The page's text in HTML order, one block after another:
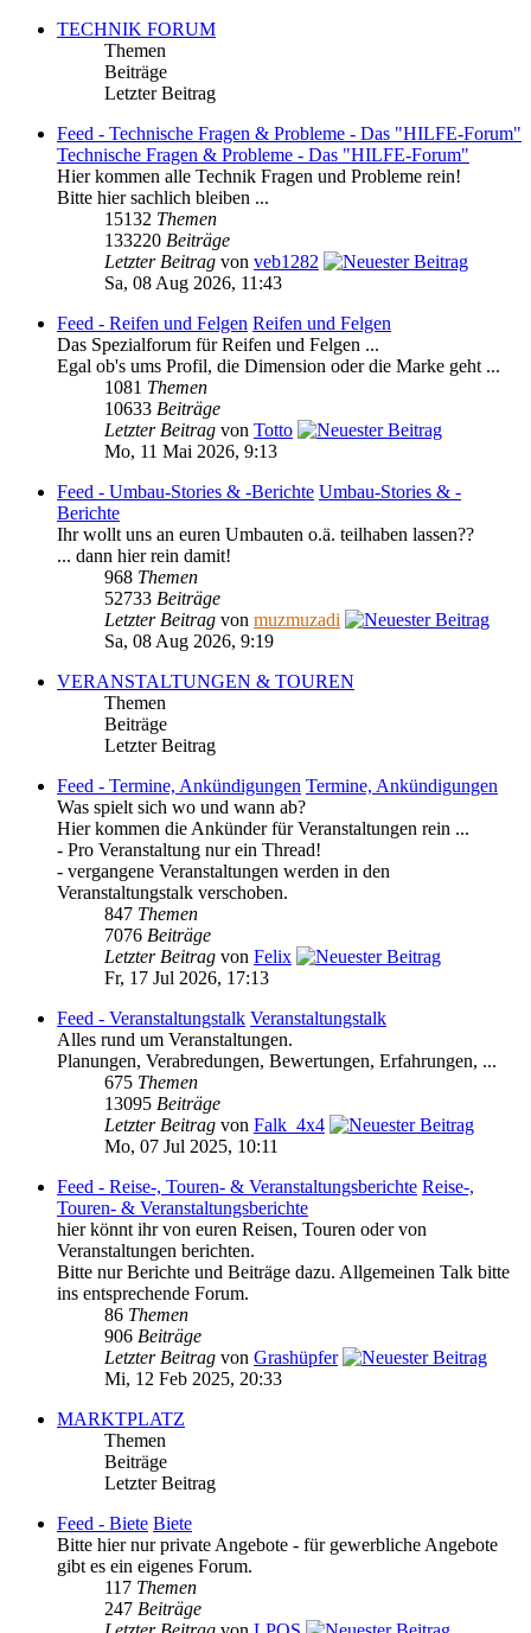
TECHNIK FORUM
Themen
Beiträge
Letzter Beitrag
Feed - Technische Fragen & Probleme - Das "HILFE-Forum"
Technische Fragen & Probleme - Das "HILFE-Forum"
Hier kommen alle Technik Fragen und Probleme rein!
Bitte hier sachlich bleiben ...
15132 Themen
133220 Beiträge
Letzter Beitrag von veb1282
Sa, 08 Aug 2026, 11:43
Feed - Reifen und Felgen Reifen und Felgen
Das Spezialforum für Reifen und Felgen ...
Egal ob's ums Profil, die Dimension oder die Marke geht ...
1081 Themen
10633 Beiträge
Letzter Beitrag von Totto
Mo, 11 Mai 2026, 9:13
Feed - Umbau-Stories & -Berichte Umbau-Stories & -
Berichte
Ihr wollt uns an euren Umbauten o.ä. teilhaben lassen??
... dann hier rein damit!
968 Themen
52733 Beiträge
Letzter Beitrag von muzmuzadi
Sa, 08 Aug 2026, 9:19
VERANSTALTUNGEN & TOUREN
Themen
Beiträge
Letzter Beitrag
Feed - Termine, Ankündigungen Termine, Ankündigungen
Was spielt sich wo und wann ab?
Hier kommen die Ankünder für Veranstaltungen rein ...
- Pro Veranstaltung nur ein Thread!
- vergangene Veranstaltungen werden in den
Veranstaltungstalk verschoben.
847 Themen
7076 Beiträge
Letzter Beitrag von Felix
Fr, 17 Jul 2026, 17:13
Feed - Veranstaltungstalk Veranstaltungstalk
Alles rund um Veranstaltungen.
Planungen, Verabredungen, Bewertungen, Erfahrungen, ...
675 Themen
13095 Beiträge
Letzter Beitrag von Falk_4x4
Mo, 07 Jul 2025, 10:11
Feed - Reise-, Touren- & Veranstaltungsberichte Reise-,
Touren- & Veranstaltungsberichte
hier könnt ihr von euren Reisen, Touren oder von
Veranstaltungen berichten.
Bitte nur Berichte und Beiträge dazu. Allgemeinen Talk bitte
ins entsprechende Forum.
86 Themen
906 Beiträge
Letzter Beitrag von Grashüpfer
Mi, 12 Feb 2025, 20:33
MARKTPLATZ
Themen
Beiträge
Letzter Beitrag
Feed - Biete Biete
Bitte hier nur private Angebote - für gewerbliche Angebote
gibt es ein eigenes Forum.
117 Themen
247 Beiträge